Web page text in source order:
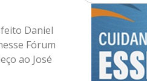
Daniel
Fórum
ao José